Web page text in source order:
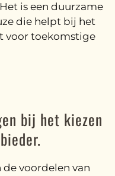
is een duurzame
die helpt bij het
voor toekomstige
bij het kiezen
voordelen van